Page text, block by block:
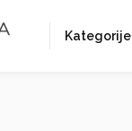
Kategorije